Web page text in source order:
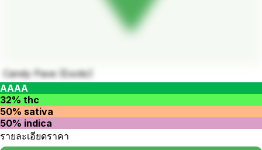
Candy Pave (Exotic)
AAAA
32% thc
50% sativa
50% indica
รายละเอียดราคา